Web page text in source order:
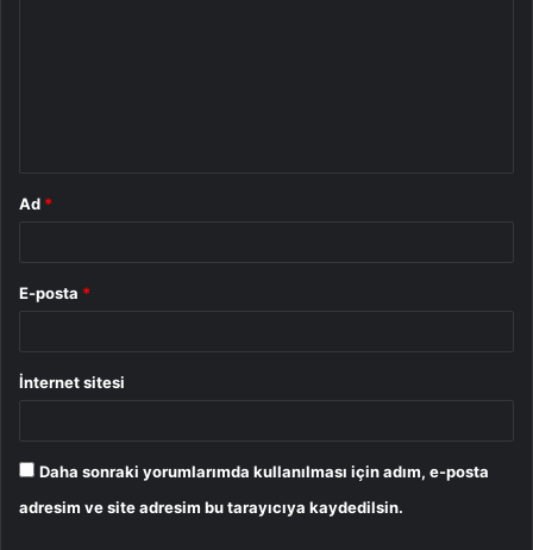
Ad *
E-posta *
İnternet sitesi
Daha sonraki yorumlarımda kullanılması için adım, e-posta
adresim ve site adresim bu tarayıcıya kaydedilsin.